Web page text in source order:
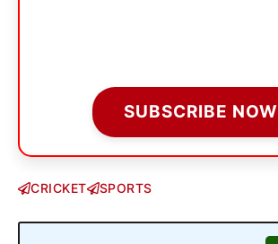
SUBSCRIBE NOW
CRICKET SPORTS